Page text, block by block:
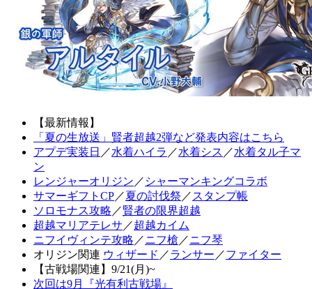
【最新情報】
「夏の生放送」賢者超越2弾など発表内容はこちら
アプデ実装日 ／水着ハイラ ／水着シス ／水着タル子マ
ン
レンジャーオリジン ／ シャーマンキングコラボ
サマーギフトCP／夏の討伐祭 ／ スタンプ帳
ソロモナス攻略 ／賢者の限界超越
超越マリアテレサ ／超越カイム
ニフイヴィンテ攻略 ／ニフ槍 ／ニフ琴
オリジン関連 ウィザード ／ランサー ／ファイター
【古戦場関連】9/21(月)~
次回は9月『光有利古戦場』